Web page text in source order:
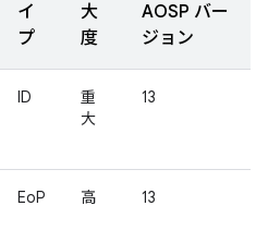
イ
プ
大
度
AOSP バー
ジョン
ID
重
大
13
EoP 高 13